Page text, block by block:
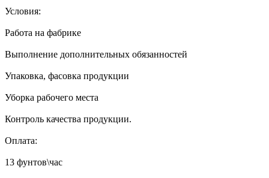
Условия:
Работа на фабрике
Выполнение дополнительных обязанностей
Упаковка, фасовка продукции
Уборка рабочего места
Контроль качества продукции.
Оплата:
13 фунтов\час